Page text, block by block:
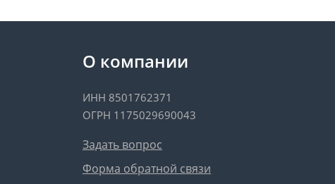
О компании
ИНН 8501762371
ОГРН 1175029690043
Задать вопрос
Форма обратной связи